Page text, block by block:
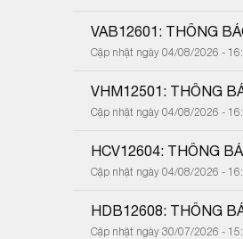
VAB12601: THÔNG
Cập nhật ngày 04/08/2026 -
VHM12501: THÔNG
Cập nhật ngày 04/08/2026 -
HCV12604: THÔNG
Cập nhật ngày 04/08/2026 -
HDB12608: THÔNG
Cập nhật ngày 30/07/2026 -